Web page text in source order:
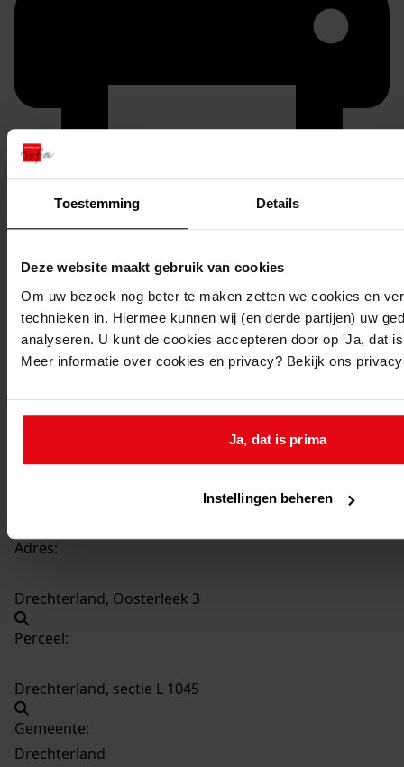
Toestemming Details
Deze website maakt gebruik van cookies
Om uw bezoek nog beter te maken zetten we cookies en
technieken in. Hiermee kunnen wij (en derde partijen) uw
analyseren. U kunt de cookies accepteren door op 'Ja, dat
Meer informatie over cookies en privacy? Bekijk ons
Ja, dat is prima
Instellingen beheren
Printen
588Bouwen garage annex berging, 26-02-2007
Datering:
26-02-2007
Bouwen garage annex berging
Adres:
Drechterland, Oosterleek 3
Perceel:
Drechterland, sectie L 1045
Gemeente:
Drechterland